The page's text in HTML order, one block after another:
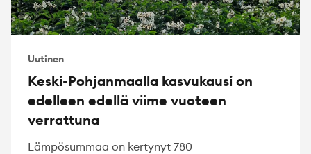
Uutinen
Keski-Pohjanmaalla kasvukausi on
edelleen edellä viime vuoteen
verrattuna
Lämpösummaa on kertynyt 780